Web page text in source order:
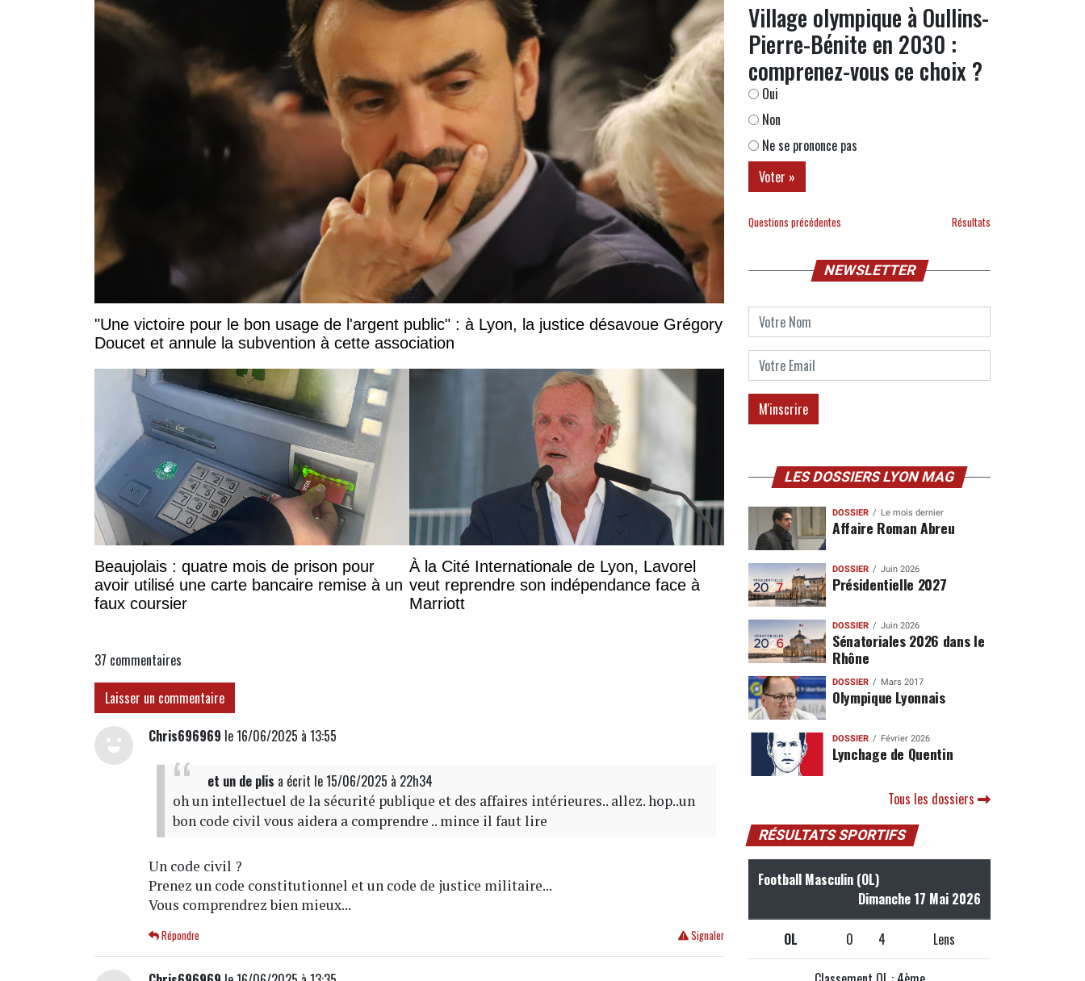
"Une victoire pour le bon usage de l'argent public" : à Lyon, la justice désavoue Grégory
Doucet et annule la subvention à cette association
Beaujolais : quatre mois de prison pour
avoir utilisé une carte bancaire remise à un
faux coursier
À la Cité Internationale de Lyon, Lavorel
veut reprendre son indépendance face à
Marriott
37 commentaires
Laisser un commentaire
Chris696969 le 16/06/2025 à 13:55
et un de plis a écrit le 15/06/2025 à 22h34
oh un intellectuel de la sécurité publique et des affaires intérieures.. allez. hop..un
bon code civil vous aidera a comprendre .. mince il faut lire
Un code civil ?
Prenez un code constitutionnel et un code de justice militaire...
Vous comprendrez bien mieux...
Signaler
Répondre
Village olympique à Oullins-
Pierre-Bénite en 2030 :
comprenez-vous ce choix ?
Oui
Non
Ne se prononce pas
Questions précédentes Résultats
NEWSLETTER
LES DOSSIERS LYON MAG
DOSSIER Le mois dernier
Affaire Roman Abreu
DOSSIER Juin 2026
Présidentielle 2027
DOSSIER Juin 2026
Sénatoriales 2026 dans le
Rhône
DOSSIER Mars 2017
Olympique Lyonnais
DOSSIER Février 2026
Lynchage de Quentin
Tous les dossiers
RÉSULTATS SPORTIFS
Football Masculin (OL)
Dimanche 17 Mai 2026
OL 0 4 Lens